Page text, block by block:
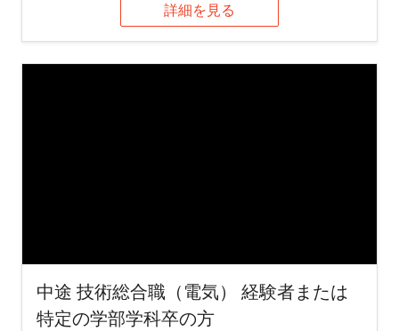
詳細を見る
中途 技術総合職（電気） 経験者または
特定の学部学科卒の方